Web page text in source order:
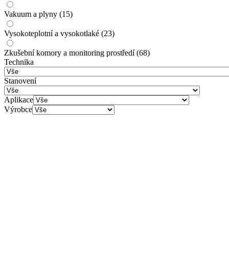
Vakuum a plyny (15)
Vysokoteplotní a vysokotlaké (23)
Zkušební komory a monitoring prostředí(68)
Technika
Stanovení
Aplikace
Výrobce